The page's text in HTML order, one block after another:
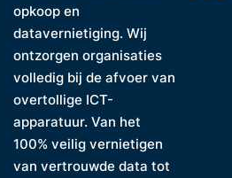
opkoop en
datavernietiging. Wij
ontzorgen organisaties
volledig bij de afvoer van
overtollige ICT-
apparatuur. Van het
100% veilig vernietigen
van vertrouwde data tot